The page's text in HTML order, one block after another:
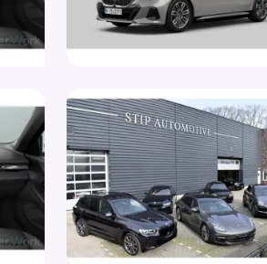
(225)
(536)
multifunctioneel
waarschuwing
waarschuwing
detectie
herkenning
digitaal instrumentenpaneel
(4T9)